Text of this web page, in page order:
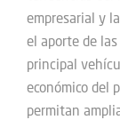
empresarial y
el aporte de
principal
económico del
permitan